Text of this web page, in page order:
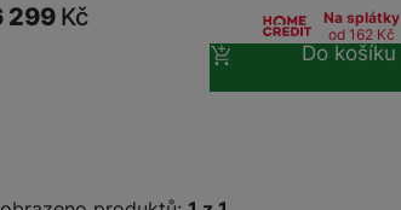
299 Kč
Na splátky
od 162 Kč
Do košíku